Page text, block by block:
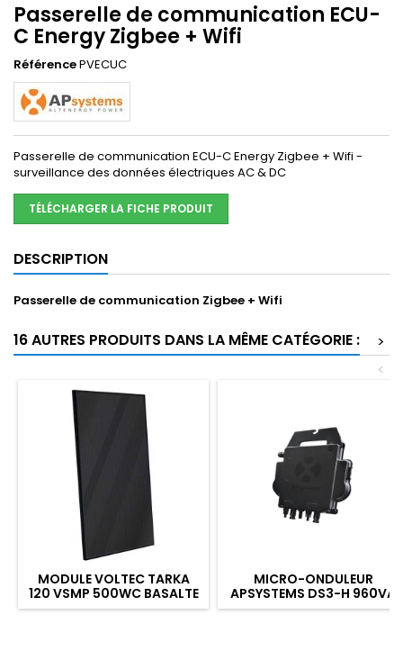
Passerelle de communication ECU-
C Energy Zigbee + Wifi
RéférencePVECUC
Passerelle de communication ECU-C Energy Zigbee + Wifi -
surveillance des données électriques AC & DC
TÉLÉCHARGER LA FICHE PRODUIT
DESCRIPTION
Passerelle de communication Zigbee + Wifi
16 AUTRES PRODUITS DANS LA MÊME CATÉGORIE :
>
<
MODULE VOLTEC TARKA
120 VSMP 500WC BASALTE
MONOCRISTALLIN
MICRO-ONDULEUR
APSYSTEMS DS3-H 960VA
GARANTIE STANDARD 12